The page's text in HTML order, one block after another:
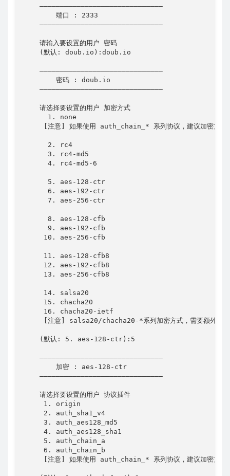
    ——————————————————————————————
        端口 : 2333
    ——————————————————————————————
    请输入要设置的用户 密码
    (默认: doub.io):doub.io
    ——————————————————————————————
        密码 : doub.io
    ——————————————————————————————
    请选择要设置的用户 加密方式
      1. none
[注意] 如果使用 auth_chain_* 系列协议，建议加密方
      2. rc4
      3. rc4-md5
      4. rc4-md5-6
      5. aes-128-ctr
      6. aes-192-ctr
      7. aes-256-ctr
      8. aes-128-cfb
      9. aes-192-cfb
     10. aes-256-cfb
     11. aes-128-cfb8
     12. aes-192-cfb8
     13. aes-256-cfb8
     14. salsa20
     15. chacha20
     16. chacha20-ietf
[注意] salsa20/chacha20-*系列加密方式，需要额外安
    (默认: 5. aes-128-ctr):5
    ——————————————————————————————
        加密 : aes-128-ctr
    ——————————————————————————————
    请选择要设置的用户 协议插件
     1. origin
     2. auth_sha1_v4
     3. auth_aes128_md5
     4. auth_aes128_sha1
     5. auth_chain_a
     6. auth_chain_b
[注意] 如果使用 auth_chain_* 系列协议，建议加密方